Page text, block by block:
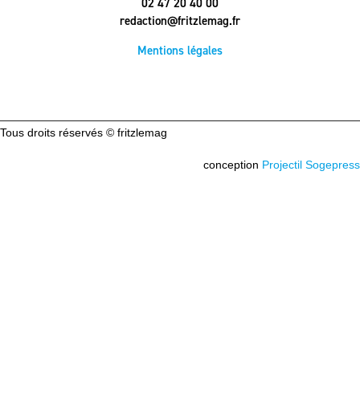
02 47 20 40 00
redaction@fritzlemag.fr
Mentions légales
Tous droits réservés © fritzlemag
conception Projectil Sogepress